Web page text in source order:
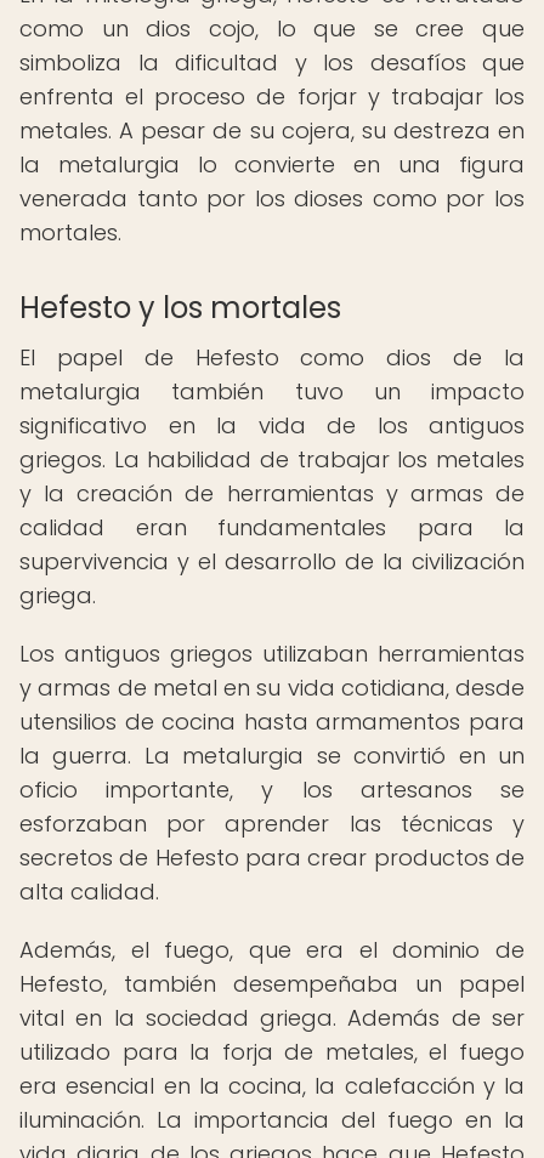
como un dios cojo, lo que se cree que
simboliza la dificultad y los desafíos que
enfrenta el proceso de forjar y trabajar los
metales. A pesar de su cojera, su destreza en
la metalurgia lo convierte en una figura
venerada tanto por los dioses como por los
mortales.
Hefesto y los mortales
El papel de Hefesto como dios de la
metalurgia también tuvo un impacto
significativo en la vida de los antiguos
griegos. La habilidad de trabajar los metales
y la creación de herramientas y armas de
calidad eran fundamentales para la
supervivencia y el desarrollo de la civilización
griega.
Los antiguos griegos utilizaban herramientas
y armas de metal en su vida cotidiana, desde
utensilios de cocina hasta armamentos para
la guerra. La metalurgia se convirtió en un
oficio importante, y los artesanos se
esforzaban por aprender las técnicas y
secretos de Hefesto para crear productos de
alta calidad.
Además, el fuego, que era el dominio de
Hefesto, también desempeñaba un papel
vital en la sociedad griega. Además de ser
utilizado para la forja de metales, el fuego
era esencial en la cocina, la calefacción y la
iluminación. La importancia del fuego en la